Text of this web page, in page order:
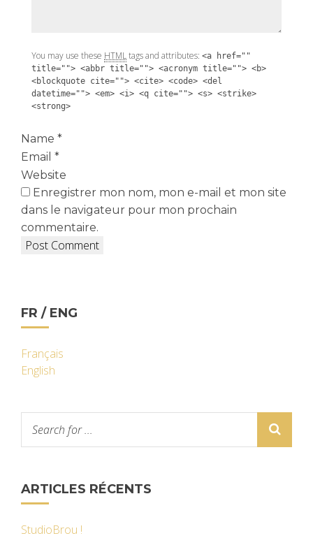
You may use these HTMLtags and attributes: <a href=""
title=""> <abbr title=""> <acronym title=""> <b>
<blockquote cite=""> <cite> <code> <del
datetime=""> <em> <i> <q cite=""> <s> <strike>
<strong>
Name *
Email *
Website
Enregistrer mon nom, mon e-mail et mon site
dans le navigateur pour mon prochain
commentaire.
FR / ENG
Français
English
ARTICLES RÉCENTS
StudioBrou !